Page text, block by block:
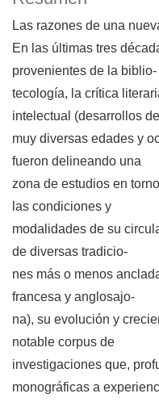
Las razones de una
En las últimas tres
provenientes de la biblio-
tecología, la crítica
intelectual (desarrollos de
muy diversas edades y
fueron delineando una
zona de estudios en
las condiciones y
modalidades de su
de diversas tradicio-
nes más o menos
francesa y anglosajo-
na), su evolución y
notable corpus de
investigaciones que,
monográficas a